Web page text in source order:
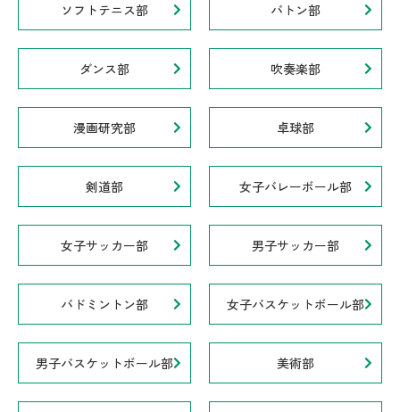
ソフトテニス部 バトン部
ダンス部 吹奏楽部
漫画研究部 卓球部
剣道部 女子バレーボール部
女子サッカー部 男子サッカー部
バドミントン部 女子バスケットボール部
男子バスケットボール部 美術部